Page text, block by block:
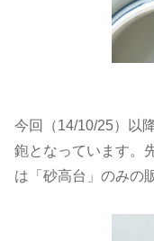
今回（14/10/25）以
鉋となっています。
は「砂高台」のみの